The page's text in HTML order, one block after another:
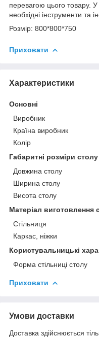
перевагою цього товару. У
необхідні інструменти та
Розмір: 800*800*750
Приховати
Характеристики
Основні
Виробник
Країна виробник
Колір
Габаритні розміри столу
Довжина столу
Ширина столу
Висота столу
Матеріал виготовлення
Стільниця
Каркас, ніжки
Користувальницькі
Форма стільниці столу
Приховати
Умови доставки
Доставка здійснюється